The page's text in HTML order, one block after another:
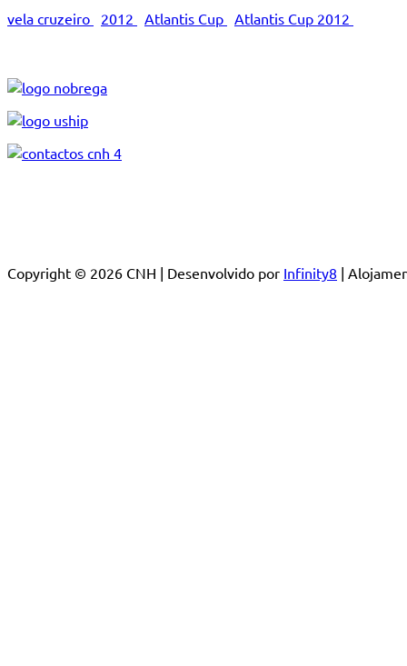
vela cruzeiro
2012 Atlantis Cup Atlantis Cup 2012
Copyright © 2026 CNH | Desenvolvido por Infinity8 |